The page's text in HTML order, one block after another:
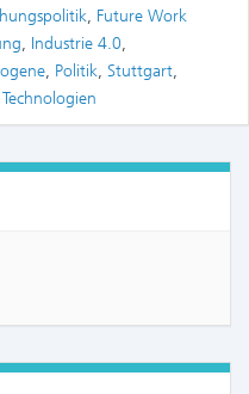
, Future Work
, Industrie 4.0,
, Politik, Stuttgart,